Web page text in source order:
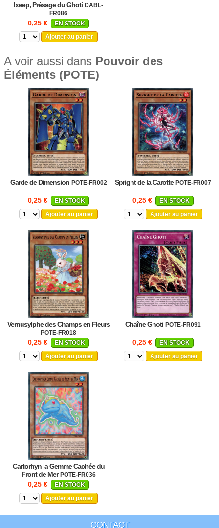
Ixeep, Présage du Ghoti DABL-
FR086
0,25 €
EN STOCK
Ajouter au panier
A voir aussi dans Pouvoir des
Éléments (POTE)
Garde de Dimension POTE-FR002
0,25 €
EN STOCK
Ajouter au panier
Spright de la Carotte POTE-FR007
0,25 €
EN STOCK
Ajouter au panier
Vernusylphe des Champs en Fleurs
POTE-FR018
0,25 €
EN STOCK
Ajouter au panier
Chaîne Ghoti POTE-FR091
0,25 €
EN STOCK
Ajouter au panier
Cartorhyn la Gemme Cachée du
Front de Mer POTE-FR036
0,25 €
EN STOCK
Ajouter au panier
CONTACT